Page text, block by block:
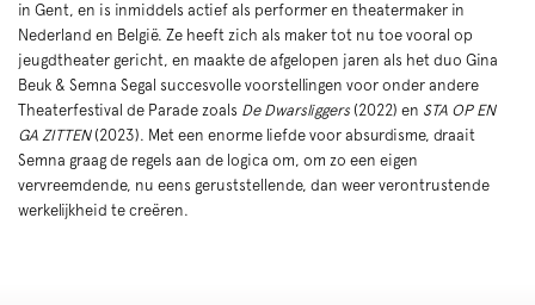
in Gent, en is inmiddels actief als performer en theatermaker in
Nederland en België. Ze heeft zich als maker tot nu toe vooral op
jeugdtheater gericht, en maakte de afgelopen jaren als het duo Gina
Beuk & Semna Segal succesvolle voorstellingen voor onder andere
Theaterfestival de Parade zoals De Dwarsliggers (2022) en STA OP EN
GA ZITTEN(2023). Met een enorme liefde voor absurdisme, draait
Semna graag de regels aan de logica om, om zo een eigen
vervreemdende, nu eens geruststellende, dan weer verontrustende
werkelijkheid te creëren.